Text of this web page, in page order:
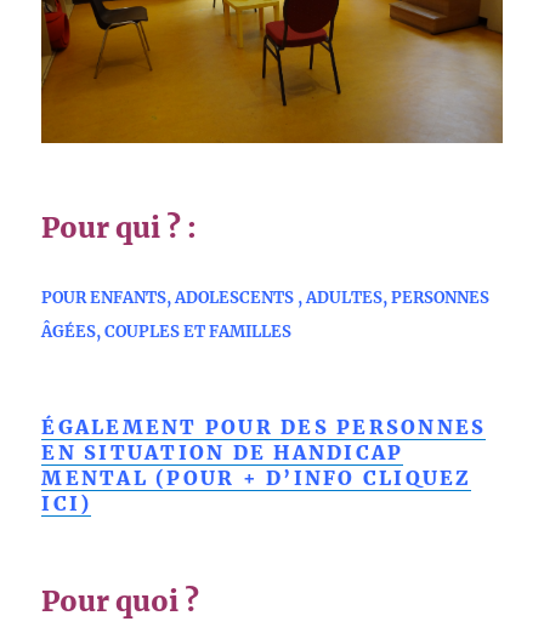
Pour qui ? :
POUR ENFANTS, ADOLESCENTS , ADULTES, PERSONNES
ÂGÉES, COUPLES ET FAMILLES
ÉGALEMENT POUR DES PERSONNES
EN SITUATION DE HANDICAP
MENTAL (POUR + D’INFO CLIQUEZ
ICI)
Pour quoi ?